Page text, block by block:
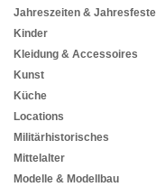
Jahreszeiten & Jahresfeste
Kinder
Kleidung & Accessoires
Kunst
Küche
Locations
Militärhistorisches
Mittelalter
Modelle & Modellbau